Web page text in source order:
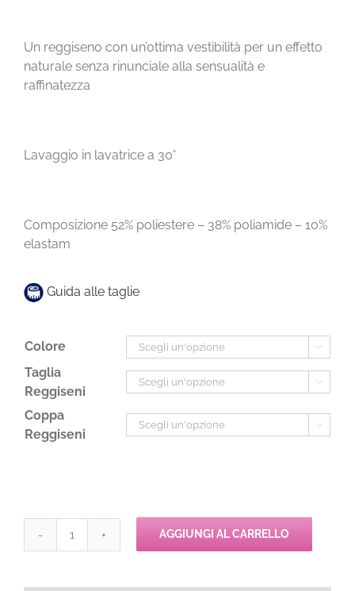
Un reggiseno con un’ottima vestibilità per un effetto
naturale senza rinunciale alla sensualità e
raffinatezza
Lavaggio in lavatrice a 30°
Composizione 52% poliestere – 38% poliamide – 10%
elastam
Guida alle taglie
Colore 
Taglia
Reggiseni

Coppa
Reggiseni

Passionata
AGGIUNGI AL CARRELLO